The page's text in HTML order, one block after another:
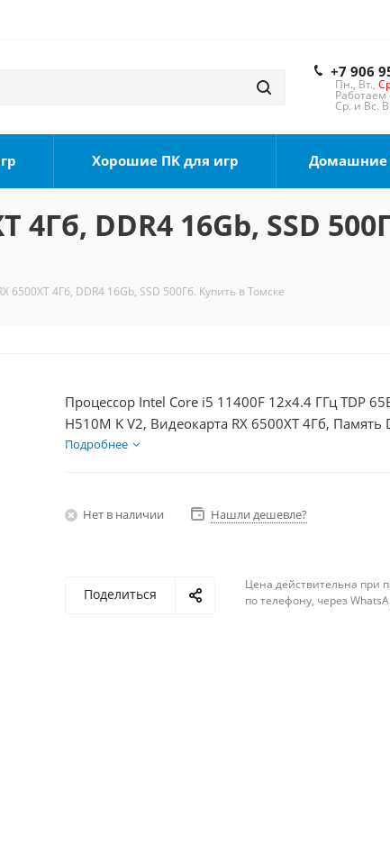
+7 906
Пн., Вт.,
Работаем
Ср. и Вс.
Хорошие ПК для игр Домашние
4Гб, DDR4 16Gb, SSD
6500XT 4Гб, DDR4 16Gb, SSD 500Гб. Купить в Томске
Процессор Intel Core i5 11400F 12x4.4 ГГц TDP
H510M K V2, Видеокарта RX 6500XT 4Гб,
БП 500Вт
Подробнее
Нет в наличии Нашли дешевле?
Поделиться
Цена действительна при
по телефону, через